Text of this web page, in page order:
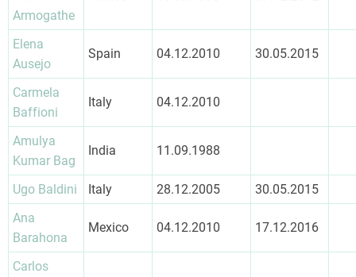
Armogathe
Elena
Ausejo
Spain 04.12.2010 30.05.2015
Carmela
Baffioni
Italy 04.12.2010
Amulya
Kumar Bag
India 11.09.1988
Ugo Baldini Italy 28.12.2005
30.05.2015
Ana
Barahona
Mexico 04.12.2010 17.12.2016
Carlos